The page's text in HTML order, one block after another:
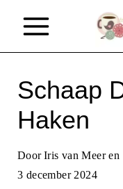
Schaap
Haken
Door Iris van Meer
3 december 2024